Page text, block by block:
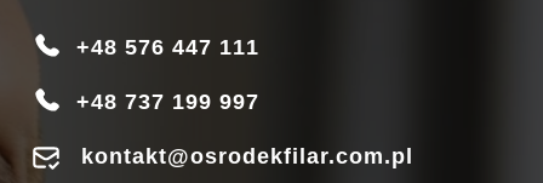
+48 576 447 111
+48 737 199 997
kontakt@osrodekfilar.com.pl